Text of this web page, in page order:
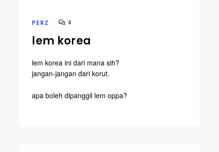
PERZ 4
lem korea
lem korea ini dari mana sih?
jangan-jangan dari korut.
apa boleh dipanggil lem oppa?